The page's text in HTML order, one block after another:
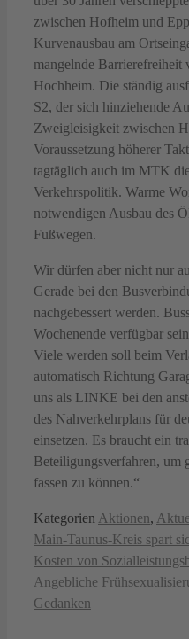
zwischen Hofheim und
Kurvenausbau am
mangelnde
Hochheim. Die ständig
S2, der sich hinziehende
Zweigleisigkeit zwischen
Voraussetzung höherer
tagtäglich auch im MTK
Verkehrspolitik. Warme
notwendigen Ausbau des
Fußwegen.
Wir dürfen aber nicht nur
Gerade bei den
nachgebessert werden.
Wochenende verfügbar
Viele werden soll beim
automatisch Richtung
uns als LINKE bei den
des Nahverkehrplans für
einsetzen. Es braucht ein
Beteiligungsverfahren, um
fassen zu können.“
Kategorien Aktionen,
Main-Taunus-Kreis spart
Kosten von
Angebliche
Gedanken